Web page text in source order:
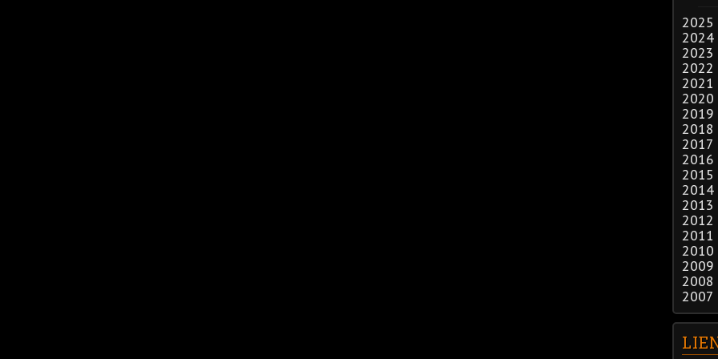
2025
2024
2023
2022
2021
2020
2019
2018
2017
2016
2015
2014
2013
2012
2011
2010
2009
2008
2007